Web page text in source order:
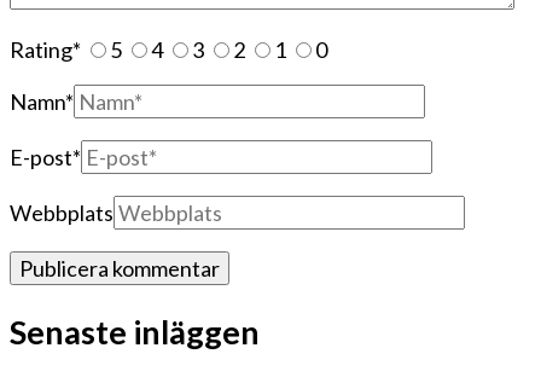
Rating* 5 4 3 2 1
0
Namn*
E-post*
Webbplats
Senaste inläggen